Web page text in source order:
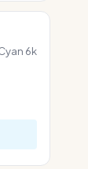
6k